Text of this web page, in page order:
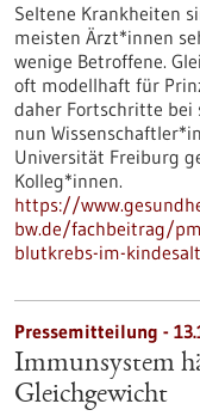
Seltene Krankheiten
meisten Ärzt*innen
wenige Betroffene.
oft modellhaft für
daher Fortschritte bei
nun
Universität Freiburg
Kolleg*innen.
https://
bw.de/fachbeitrag/
blutkrebs-im-
Pressemitteilung -
Immunsystem
Gleichgewicht